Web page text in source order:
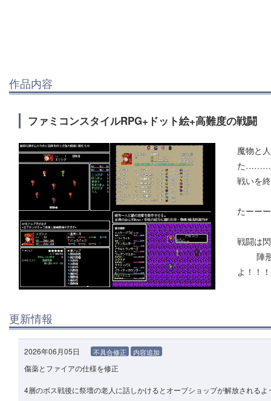
作品内容
ファミコンスタイルRPG+ドット絵+高難度の戦闘
魔物と
た
戦いを
たーー
戦闘は
陣形+
よ！！
更新情報
2026年06月05日 不具合修正 内容追加
傷薬とファイアの仕様を修正
4層のボス戦後に祭壇の老人に話しかけるとオーブショップが解放されるよ